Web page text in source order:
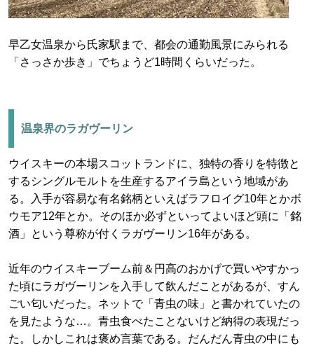
早乙女温泉から氏家駅まで、都会の通勤風景にみられる
「さっさか歩き」でちょうど1時間くらいだった。
温泉界のラガヴーリン
ウイスキーの本場スコットランドに、独特の香りを特徴と
するシングルモルトを生産するアイラ島という地域があ
る。入手が容易な有名銘柄といえばラフロイグ10年とかボ
ウモア12年とか。そのほか必ずといってよいほど頭に「銘
酒」という尊称が付くラガヴーリン16年がある。
近年のウイスキーブーム前＆円高のおかげで買いやすかっ
た頃にラガヴーリンを入手して飲んだことがあるが、すん
ごい匂いだった。ネットで「青虫の味」と書かれていたの
を見たような…。青虫食べたことないけど納得の表現だっ
た。しかしこれは褒め言葉である。だんだん青虫の中にも